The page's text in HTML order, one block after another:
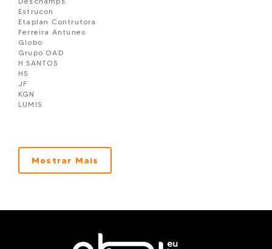
Estrucon
Etaplan Contrutora
Ferreira Antunes
Globo
Grupo OAD
H SANTOS
HS
JF
KGN
LUMIS
Pasqualotto
PIEMONTE
PROCAVE
RVJ
Mostrar Mais